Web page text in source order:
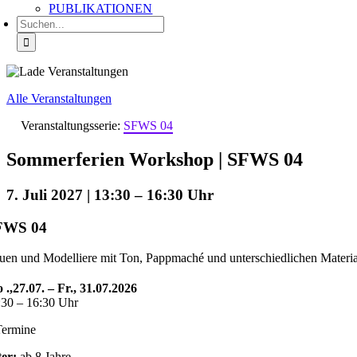
PUBLIKATIONEN
Suche
nach:
Alle Veranstaltungen
Veranstaltungsserie: SFWS 04
Sommerferien Workshop | SFWS 04
7. Juli 2027 | 13:30 – 16:30
04
und Modelliere mit Ton, Pappmaché und unterschiedlichen
.,27.07. – Fr., 31.07.2026
– 16:30 Uhr